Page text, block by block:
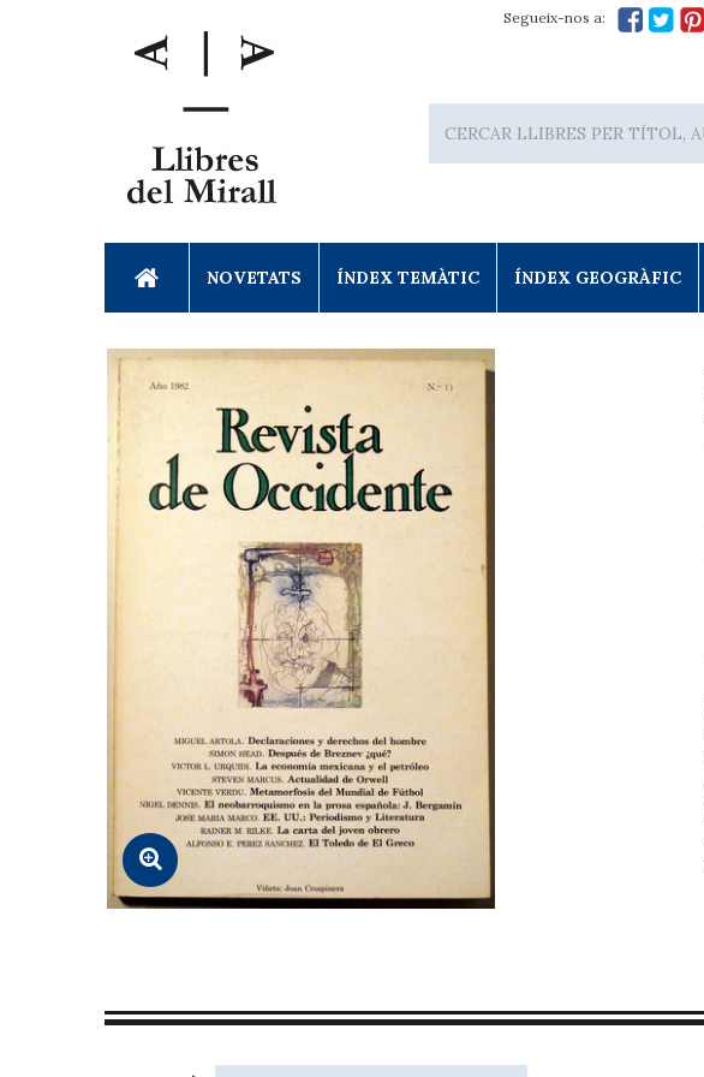
Segueix-nos a:
NOVETATS ÍNDEX TEMÀTIC ÍNDEX GEOGRÀFIC